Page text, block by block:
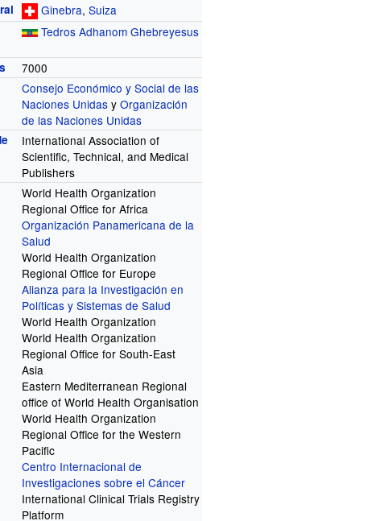
Ginebra,Suiza
Tedros Adhanom Ghebreyesus
7000
Consejo Económico y Social de las
Naciones Unidas yOrganización
de las Naciones Unidas
International Association of
Scientific, Technical, and Medical
Publishers
World Health Organization
Regional Office for Africa
Organización Panamericana de la
Salud
World Health Organization
Regional Office for Europe
Alianza para la Investigación en
Políticas y Sistemas de Salud
World Health Organization
World Health Organization
Regional Office for South-East
Asia
Eastern Mediterranean Regional
office of World Health Organisation
World Health Organization
Regional Office for the Western
Pacific
Centro Internacional de
Investigaciones sobre el Cáncer
International Clinical Trials Registry
Platform